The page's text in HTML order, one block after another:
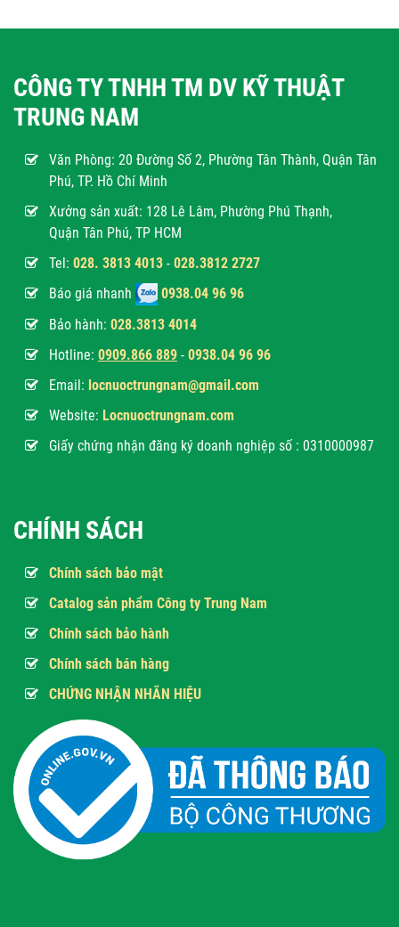
CÔNG TY TNHH TM DV KỸ THUẬT
TRUNG NAM
Văn Phòng: 20 Đường Số 2, Phường Tân Thành, Quận Tân
Phú, TP. Hồ Chí Minh
Xưởng sản xuất: 128 Lê Lâm, Phường Phú Thạnh,
Quận Tân Phú, TP HCM
Tel: 028. 3813 4013 - 028.3812 2727
Báo giá nhanh
0938.04 96 96
Bảo hành: 028.3813 4014
Hotline: 0909.866 889 - 0938.04 96 96
Email: locnuoctrungnam@gmail.com
Website: Locnuoctrungnam.com
Giấy chứng nhận đăng ký doanh nghiệp số : 0310000987
CHÍNH SÁCH
Chính sách bảo mật
Catalog sản phẩm Công ty Trung Nam
Chính sách bảo hành
Chính sách bán hàng
CHỨNG NHẬN NHÃN HIỆU